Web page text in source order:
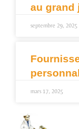
au grand
septembre 29, 2025
mars 17, 2025